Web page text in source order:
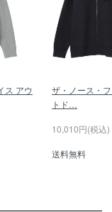
ス アウ
ザ・ノース・
トド…
10,010円(税込)
送料無料